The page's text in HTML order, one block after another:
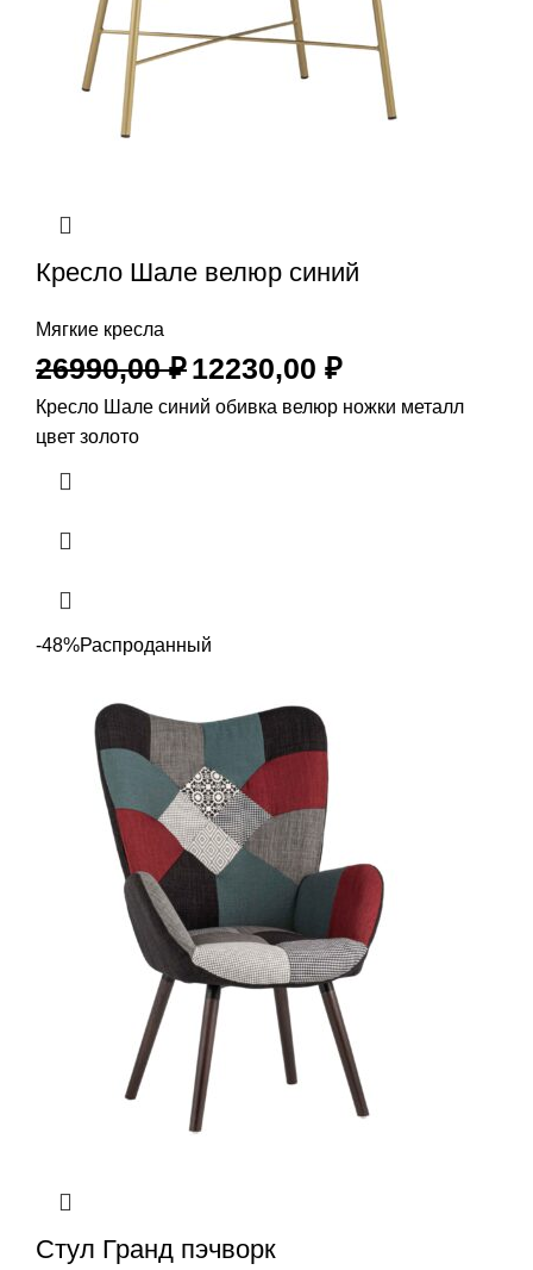
Кресло Шале велюр синий
Мягкие кресла
26990,00₽12230,00 ₽
Кресло Шале синий обивка велюр ножки металл
цвет золото
-48%Распроданный
Стул Гранд пэчворк